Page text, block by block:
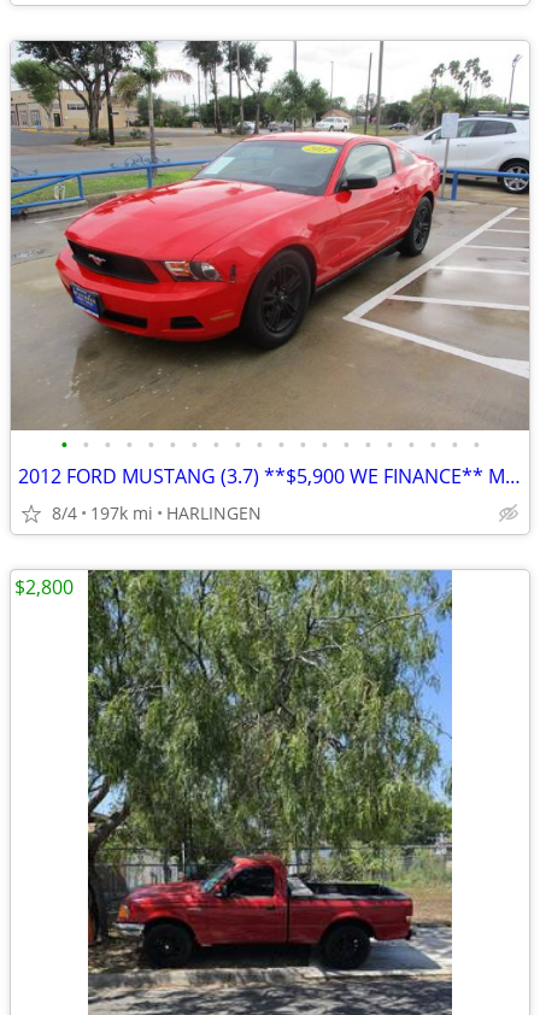
• • • • • • • • • • • • • • • • • • • •
2012 FORD MUSTANG (3.7) **$5,900 WE FINANCE** MENCHACA AUTO SALES
8/4 197k mi HARLINGEN
$2,800